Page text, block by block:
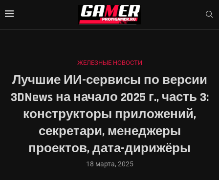
ЖЕЛЕЗНЫЕ НОВОСТИ
Лучшие ИИ-сервисы по версии
3DNews на начало 2025 г., часть 3:
конструкторы приложений,
секретари, менеджеры
проектов, дата-дирижёры
18 марта, 2025